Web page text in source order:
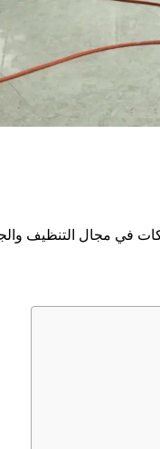
في مجال التنظيف